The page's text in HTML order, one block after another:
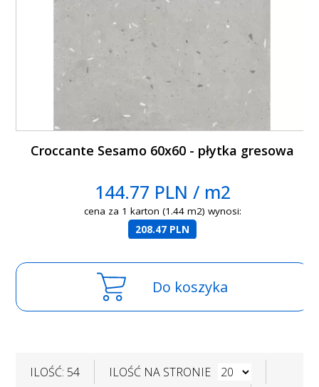
Croccante Sesamo 60x60 - płytka gresowa
144.77 PLN / m2
cena za 1 karton (1.44 m2) wynosi:
208.47 PLN
Do koszyka
ILOŚĆ: 54
ILOŚĆ NA STRONIE